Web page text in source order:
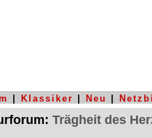
Klassiker Neu
Trägheit des